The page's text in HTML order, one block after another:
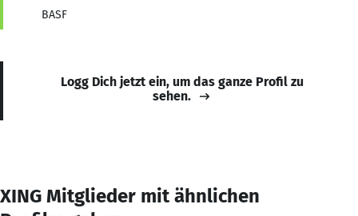
BASF
Logg Dich jetzt ein, um das ganze Profil zu
sehen.
XING Mitglieder mit ähnlichen